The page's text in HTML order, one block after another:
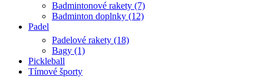
Badmintonové rakety (7)
Badminton doplnky (12)
Padel
Padelové rakety (18)
Bagy (1)
Pickleball
Tímové športy